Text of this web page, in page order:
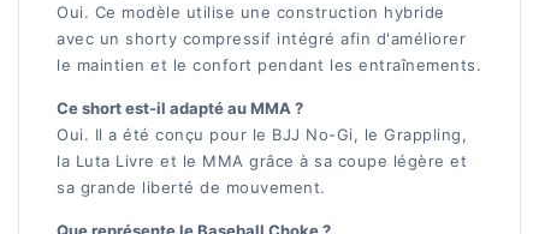
Oui. Ce modèle utilise une construction hybride
avec un shorty compressif intégré afin d'améliorer
le maintien et le confort pendant les entraînements.
Ce short est-il adapté au MMA ?
Oui. Il a été conçu pour le BJJ No-Gi, le Grappling,
la Luta Livre et le MMA grâce à sa coupe légère et
sa grande liberté de mouvement.